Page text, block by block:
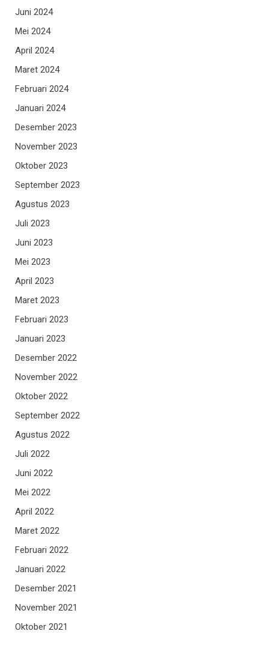
Juni 2024
Mei 2024
April 2024
Maret 2024
Februari 2024
Januari 2024
Desember 2023
November 2023
Oktober 2023
September 2023
Agustus 2023
Juli 2023
Juni 2023
Mei 2023
April 2023
Maret 2023
Februari 2023
Januari 2023
Desember 2022
November 2022
Oktober 2022
September 2022
Agustus 2022
Juli 2022
Juni 2022
Mei 2022
April 2022
Maret 2022
Februari 2022
Januari 2022
Desember 2021
November 2021
Oktober 2021